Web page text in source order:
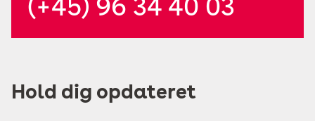
(+45) 96 34 40 03
Hold dig opdateret